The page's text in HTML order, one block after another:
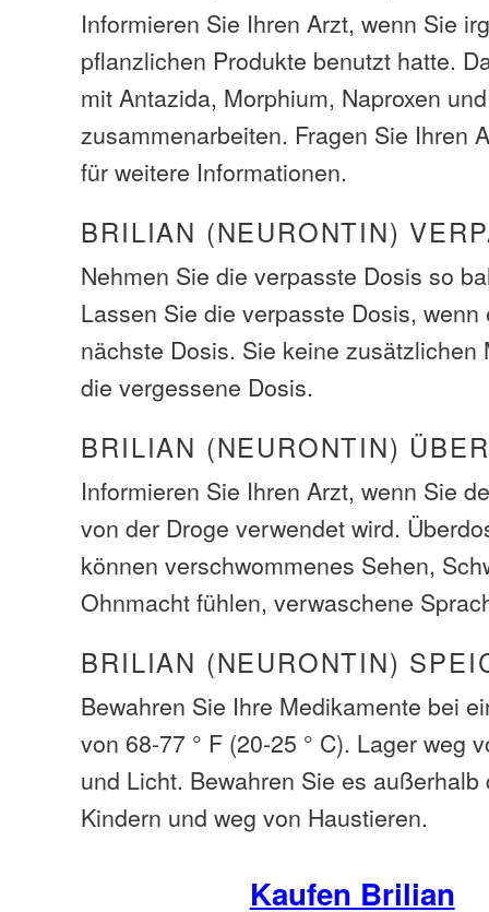
Informieren Sie Ihren Arzt, wenn Sie
pflanzlichen Produkte benutzt hatte.
mit Antazida, Morphium, Naproxen
zusammenarbeiten. Fragen Sie Ihren
für weitere Informationen.
BRILIAN (NEURONTIN)
Nehmen Sie die verpasste Dosis so
Lassen Sie die verpasste Dosis,
nächste Dosis. Sie keine zusätzlichen
die vergessene Dosis.
BRILIAN (NEURONTIN)
Informieren Sie Ihren Arzt, wenn Sie
von der Droge verwendet wird.
können verschwommenes Sehen,
Ohnmacht fühlen, verwaschene
BRILIAN (NEURONTIN)
Bewahren Sie Ihre Medikamente bei
von 68-77 ° F (20-25 ° C). Lager weg
und Licht. Bewahren Sie es
Kindern und weg von Haustieren.
Kaufen Brilian